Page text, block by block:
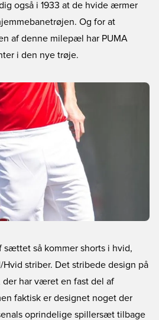
også i 1933 at de hvide ærmer
Og for at
af denne milepæl har PUMA
i den nye trøje.
sættet så kommer shorts i hvid,
Hvid striber. Det stribede design på
der har været en fast del af
faktisk er designet noget der
oprindelige spillersæt tilbage